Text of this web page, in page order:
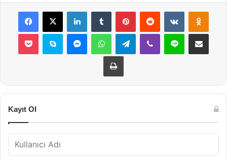
Facebook
X LinkedInTumblr PinterestReddit VKontakte
Pocket Skype MessengerWhatsAppTelegramViber Line E-Posta ile
Yazdır
Kayıt Ol